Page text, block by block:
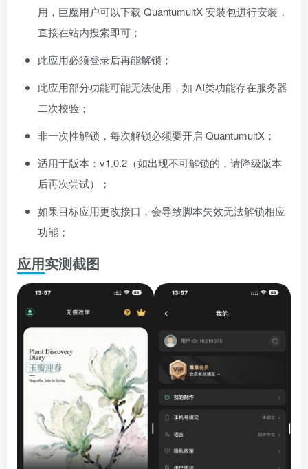
用，巨魔用户可以下载 QuantumultX 安装包进行安装，
直接在站内搜索即可；
此应用必须登录后再能解锁；
此应用部分功能可能无法使用，如 AI类功能存在服务器
二次校验；
非一次性解锁，每次解锁必须要开启 QuantumultX；
适用于版本：v1.0.2（如出现不可解锁的，请降级版本
后再次尝试）；
如果目标应用更改接口，会导致脚本失效无法解锁相应
功能；
应用实测截图